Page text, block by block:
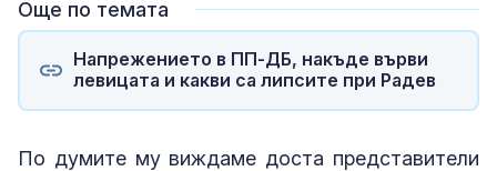
Още по темата
Напрежението в ПП-ДБ, накъде върви
левицата и какви са липсите при Радев
По думите му виждаме доста представители